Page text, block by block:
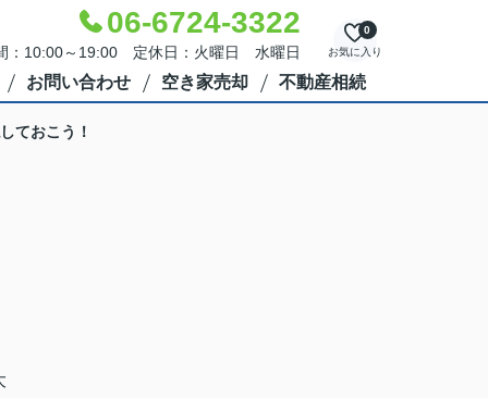
06-6724-3322
：10:00～19:00 定休日：火曜日 水曜日 お気に入り
0
お問い合わせ 空き家売却 不動産相続
ておこう！